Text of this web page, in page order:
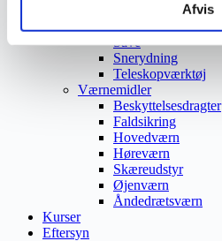
Afvis
Opsamlere
Save
Snerydning
Teleskopværktøj
Værnemidler
Beskyttelsesdragter
Faldsikring
Hovedværn
Høreværn
Skæreudstyr
Øjenværn
Åndedrætsværn
Kurser
Eftersyn